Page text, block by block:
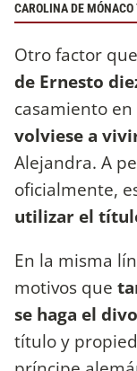
CAROLINA DE
Otro factor
de Ernesto
casamiento
volviese a
Alejandra. A
oficialmente,
utilizar el
En la misma
motivos que
se haga el
título y